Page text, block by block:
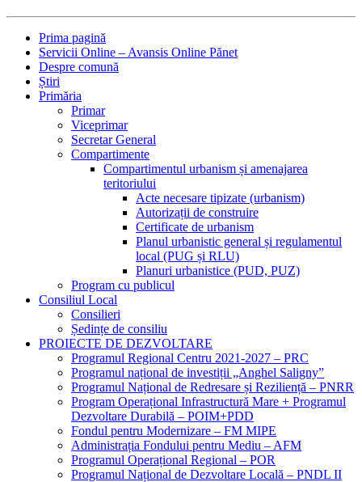
Prima pagină
Servicii Online – Avansis Online Pănet
Despre comună
Știri
Primăria
Primar
Viceprimar
Secretar General
Compartimente
Compartimentul urbanism și amenajarea
teritoriului
Acte necesare tipizate (urbanism)
Autorizații de construire
Certificate de urbanism
Planul urbanistic general și regulamentul
local (PUG și RLU)
Planuri urbanistice (PUD, PUZ)
Program cu publicul
Consiliul Local
Consilieri
Ședințe de consiliu
PROIECTE DE DEZVOLTARE
Programul Regional Centru 2021-2027 – PRC
Programul național de investiții „Anghel Saligny”
Programul Național de Redresare și Reziliență – PNRR
Program Operațional Infrastructură Mare + Programul
Dezvoltare Durabilă – POIM+PDD
Fondul pentru Modernizare – FM MIPE
Administrația Fondului pentru Mediu – AFM
Programul Operațional Regional – POR
Programul Național de Dezvoltare Locală – PNDL II